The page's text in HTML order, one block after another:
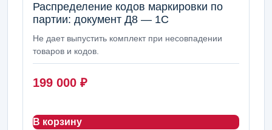
Распределение кодов маркировки по
партии: документ Д8 — 1С
Не дает выпустить комплект при несовпадении
товаров и кодов.
199 000 ₽
В корзину